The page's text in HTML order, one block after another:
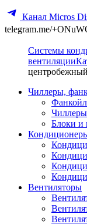
Канал Micros
telegram.me/
Системы
вентиляции
Чиллеры,
Чиллеры
Блоки и
Вентиляторы